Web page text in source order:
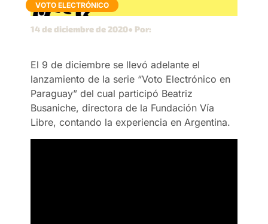
VOTO ELECTRÓNICO
14 de diciembre de 2020● Por:
El 9 de diciembre se llevó adelante el
lanzamiento de la serie “Voto Electrónico en
Paraguay” del cual participó Beatriz
Busaniche, directora de la Fundación Vía
Libre, contando la experiencia en Argentina.